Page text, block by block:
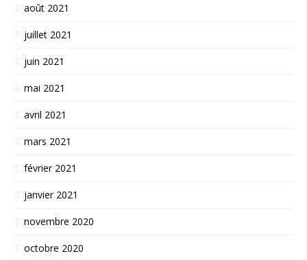
août 2021
juillet 2021
juin 2021
mai 2021
avril 2021
mars 2021
février 2021
janvier 2021
novembre 2020
octobre 2020